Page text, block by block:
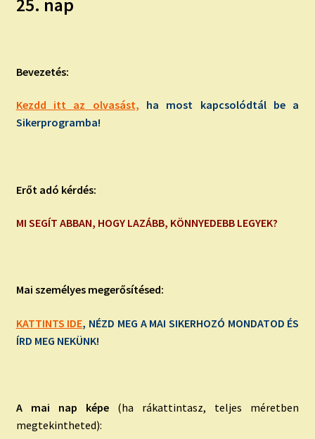
25. nap
Bevezetés:
Kezdd itt az olvasást, ha most kapcsolódtál be a
Sikerprogramba!
Erőt adó kérdés:
MI SEGÍT ABBAN, HOGY LAZÁBB, KÖNNYEDEBB LEGYEK?
Mai személyes megerősítésed:
KATTINTS IDE, NÉZD MEG A MAI SIKERHOZÓ MONDATOD ÉS
ÍRD MEG NEKÜNK!
A mai nap képe (ha rákattintasz, teljes méretben
megtekintheted):